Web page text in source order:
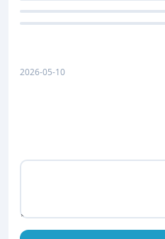
2026-05-10